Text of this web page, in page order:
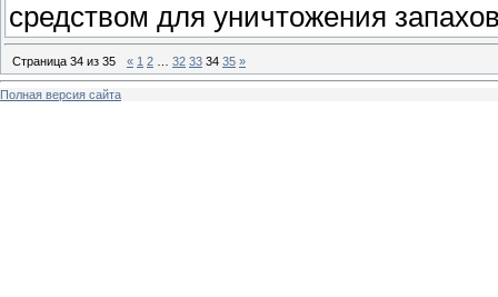
средством для уничтожения
Страница 34 из 35 « 1 2 32 33 34 35 »
Полная версия сайта